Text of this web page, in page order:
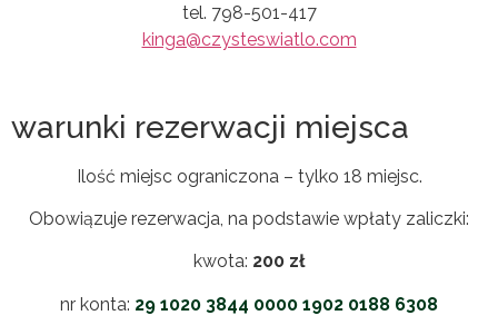
tel. 798-501-417
kinga@czysteswiatlo.com
warunki rezerwacji miejsca
Ilość miejsc ograniczona – tylko 18 miejsc.
Obowiązuje rezerwacja, na podstawie wpłaty zaliczki:
kwota: 200 zł
nr konta: 29 1020 3844 0000 1902 0188 6308